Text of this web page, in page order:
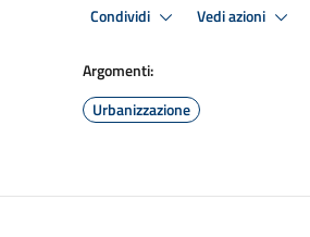
Condividi Vedi azioni
Argomenti:
Urbanizzazione